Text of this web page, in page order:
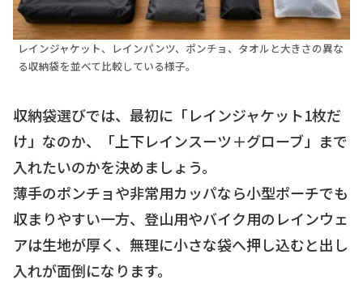
レインジャケット、レインパンツ、ポンチョ、タオルと大きさの異な
る収納袋を並べて比較している様子。
収納袋選びでは、最初に「レインジャケット1枚だ
け」なのか、「上下レインスーツ＋グローブ」まで
入れたいのかを決めましょう。
薄手のポンチョや非常用カッパなら小型ポーチでも
収まりやすい一方、登山用やバイク用のレインウェ
アは生地が厚く、無理に小さな袋へ押し込むと出し
入れが面倒になります。